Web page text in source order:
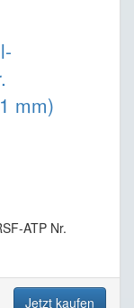
mm)
ATP Nr.
Jetzt kaufen